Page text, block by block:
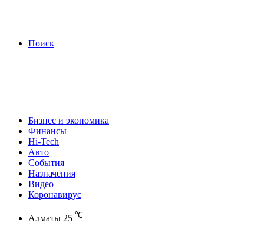
Поиск
Бизнес и экономика
Финансы
Hi-Tech
Авто
События
Назначения
Видео
Коронавирус
Алматы 25 ℃